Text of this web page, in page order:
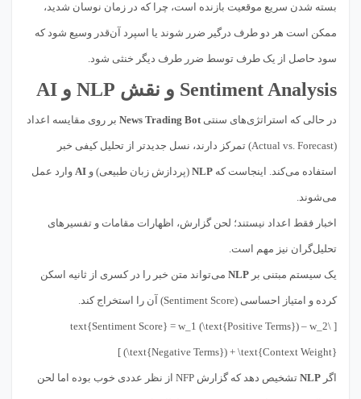
بسته شدن سریع موقعیت بازنده است، چرا که در زمان نوسان شدید،
ممکن است هر دو طرف درگیر ضرر شوند یا اسپرد آن‌قدر وسیع شود که
سود حاصل از یک طرف توسط ضرر طرف دیگر خنثی شود.
Sentiment Analysis و نقش NLP و AI
در حالی که استراتژی‌های سنتیNews Trading Bot بر روی مقایسه اعداد
(Actual vs. Forecast) تمرکز دارند، نسل جدیدتر از تحلیل کیفی خبر
استفاده می‌کند. اینجاست که NLP (پردازش زبان طبیعی) و AI وارد عمل
می‌شوند.
اخبار فقط اعداد نیستند؛ لحن گزارش، اظهارات مقامات و تفسیرهای
تحلیل‌گران نیز مهم است.
یک سیستم مبتنی بر NLP می‌تواند متن خبر را در کسری از ثانیه اسکن
کرده و امتیاز احساسی (Sentiment Score) آن را استخراج کند.
[ \text{Sentiment Score} = w_1 (\text{Positive Terms}) – w_2
(\text{Negative Terms}) + \text{Context Weight} ]
اگر NLP تشخیص دهد که گزارش NFP از نظر عددی خوب بوده اما لحن